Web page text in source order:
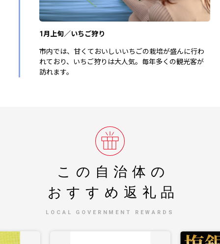
1月上旬／いちご狩り
市内では、甘くておいしいいちごの栽培が盛んに行わ
れており、いちご狩りは大人気。毎年多くの観光客が
訪れます。
この自治体の
おすすめ返礼品
LOCAL GOVERNMENT REWARDS